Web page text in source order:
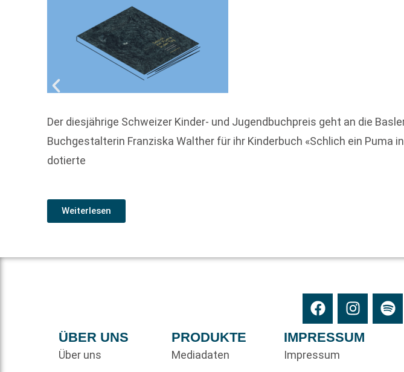
Der diesjährige Schweizer Kinder- und Jugendbuchpreis geht an die
Buchgestalterin Franziska Walther für ihr Kinderbuch «Schlich ein Puma
dotierte
Weiterlesen
ÜBER UNS
Über uns
PRODUKTE
Mediadaten
IMPRESSUM
Impressum